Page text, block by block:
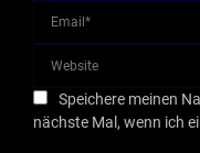
Speichere meinen
nächste Mal, wenn ich